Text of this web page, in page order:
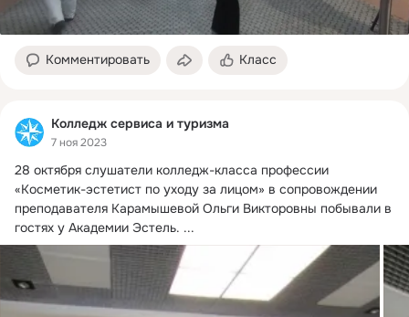
Комментировать Класс
Колледж сервиса и туризма
7 ноя 2023
28 октября слушатели колледж-класса профессии
«Косметик-эстетист по уходу за лицом» в сопровождении
преподавателя Карамышевой Ольги Викторовны побывали в
гостях у Академии Эстель. ...